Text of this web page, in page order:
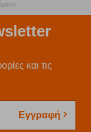
και τις
Εγγραφή